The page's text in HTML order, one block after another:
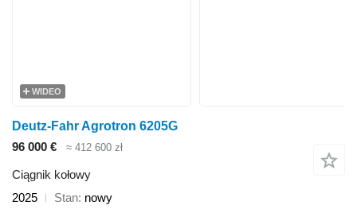
WIDEO
Deutz-Fahr Agrotron 6205G
96 000 €
≈ 412 600 zł
Ciągnik kołowy
2025
Stan nowy